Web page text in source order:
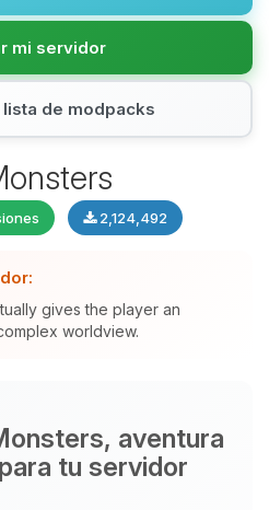
mi servidor
de modpacks
2,124,492
gives the player an
worldview.
aventura
tu servidor
con quien
para ayudarte.